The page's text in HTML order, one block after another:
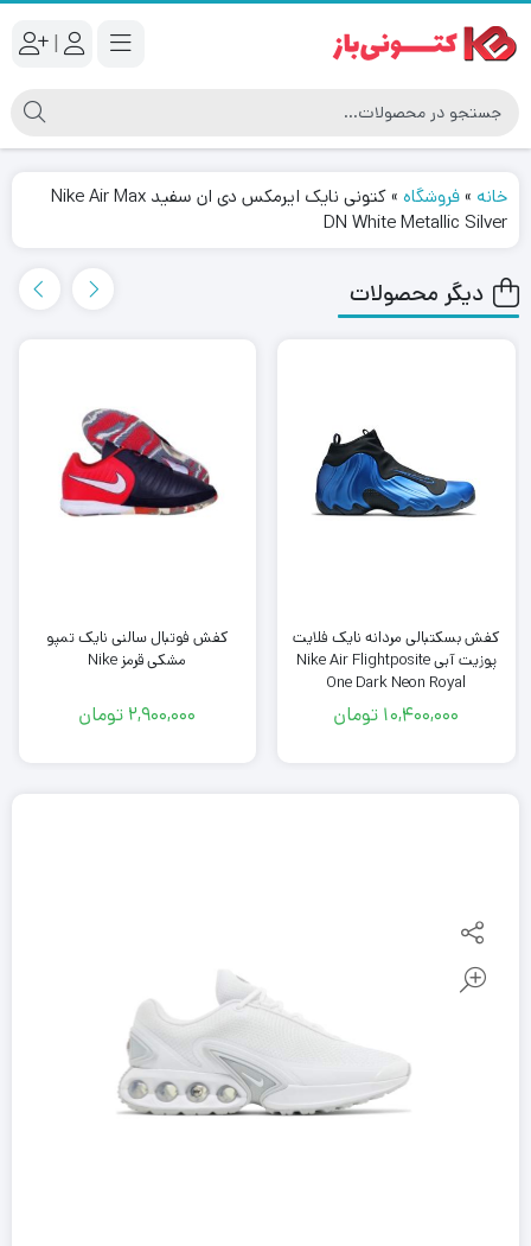
|
خانه »فروشگاه »
کتونی نایک ایرمکس دی ان سفید Nike Air Max
DN White Metallic Silver
دیگر محصولات
کفش بسکتبالی مردانه نایک فلایت
پوزیت آبی Nike Air Flightposite
One Dark Neon Royal
10,400,000 تومان
کفش فوتبال سالنی نایک تمپو
مشکی قرمز Nike
2,900,000 تومان